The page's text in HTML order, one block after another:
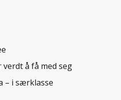
verdt å få med seg
– i særklasse